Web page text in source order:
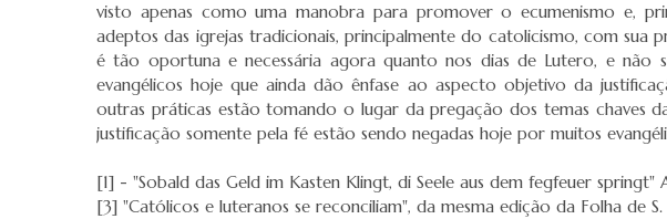
visto apenas como uma manobra para promover o ecumenismo e,
adeptos das igrejas tradicionais, principalmente do catolicismo, com
é tão oportuna e necessária agora quanto nos dias de Lutero, e
evangélicos hoje que ainda dão ênfase ao aspecto objetivo da
outras práticas estão tomando o lugar da pregação dos temas chaves
justificação somente pela fé estão sendo negadas hoje por muitos
[1] - "Sobald das Geld im Kasten Klingt, di Seele aus dem fegfeuer
[3] "Católicos e luteranos se reconciliam", da mesma edição da Folha de